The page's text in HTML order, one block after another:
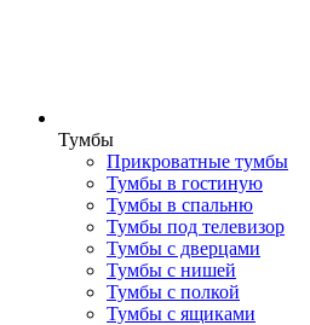
Тумбы
Прикроватные тумбы
Тумбы в гостиную
Тумбы в спальню
Тумбы под телевизор
Тумбы с дверцами
Тумбы с нишей
Тумбы с полкой
Тумбы с ящиками